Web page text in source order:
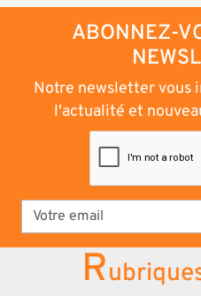
ABONNEZ-
Notre newsletter vous
l'actualité et
R